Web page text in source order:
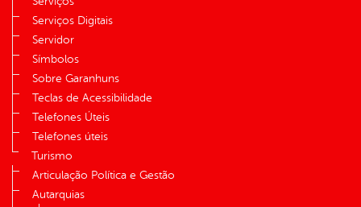
Serviços Digitais
Servidor
Símbolos
Sobre Garanhuns
Teclas de Acessibilidade
Telefones Úteis
Telefones úteis
Turismo
Articulação Política e Gestão
Autarquias